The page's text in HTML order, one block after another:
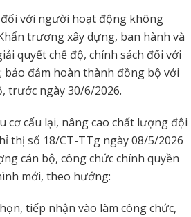
với người hoạt động không
trương xây dựng, ban hành và
quyết chế độ, chính sách đối với
đảm hoàn thành đồng bộ với
trước ngày 30/6/2026.
cơ cấu lại, nâng cao chất lượng đội
thị số 18/CT-TTg ngày 08/5/2026
cán bộ, công chức chính quyền
mới, theo hướng:
tiếp nhận vào làm công chức,